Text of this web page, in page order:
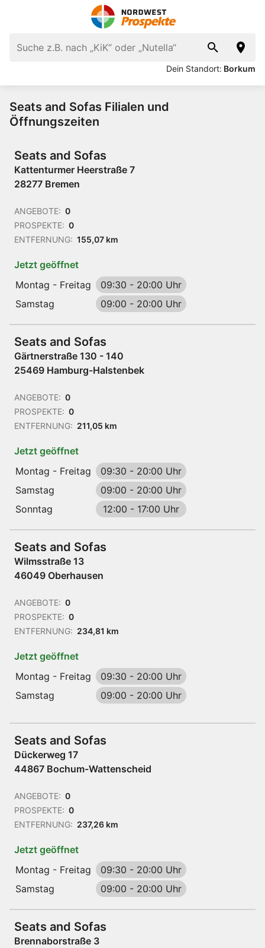
Dein Standort: Borkum
Seats and Sofas Filialen und
Öffnungszeiten
Seats and Sofas
Kattenturmer Heerstraße 7
28277 Bremen
ANGEBOTE: 0
PROSPEKTE: 0
ENTFERNUNG: 155,07 km
Jetzt geöffnet
Montag - Freitag
09:30 - 20:00 Uhr
Samstag
09:00 - 20:00 Uhr
Seats and Sofas
Gärtnerstraße 130 - 140
25469 Hamburg-Halstenbek
ANGEBOTE: 0
PROSPEKTE: 0
ENTFERNUNG: 211,05 km
Jetzt geöffnet
Montag - Freitag
09:30 - 20:00 Uhr
Samstag
09:00 - 20:00 Uhr
Sonntag
12:00 - 17:00 Uhr
Seats and Sofas
Wilmsstraße 13
46049 Oberhausen
ANGEBOTE: 0
PROSPEKTE: 0
ENTFERNUNG: 234,81 km
Jetzt geöffnet
Montag - Freitag
09:30 - 20:00 Uhr
Samstag
09:00 - 20:00 Uhr
Seats and Sofas
Dückerweg 17
44867 Bochum-Wattenscheid
ANGEBOTE: 0
PROSPEKTE: 0
ENTFERNUNG: 237,26 km
Jetzt geöffnet
Montag - Freitag
09:30 - 20:00 Uhr
Samstag
09:00 - 20:00 Uhr
Seats and Sofas
Brennaborstraße 3